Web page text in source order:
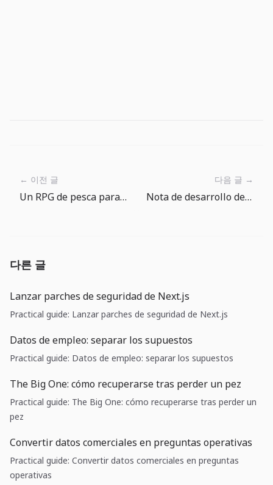
← 이전 글
Un RPG de pesca para abrir cuando te aburres
다음 글 →
Nota de desarrollo de The Big One: el lugar de pesca marca primero el tono
다른 글
Lanzar parches de seguridad de Next.js
Practical guide: Lanzar parches de seguridad de Next.js
Datos de empleo: separar los supuestos
Practical guide: Datos de empleo: separar los supuestos
The Big One: cómo recuperarse tras perder un pez
Practical guide: The Big One: cómo recuperarse tras perder un
pez
Convertir datos comerciales en preguntas operativas
Practical guide: Convertir datos comerciales en preguntas
operativas